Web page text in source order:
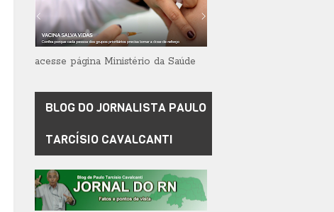
acesse página Ministério da Saúde
BLOG DO JORNALISTA PAULO
TARCÍSIO CAVALCANTI